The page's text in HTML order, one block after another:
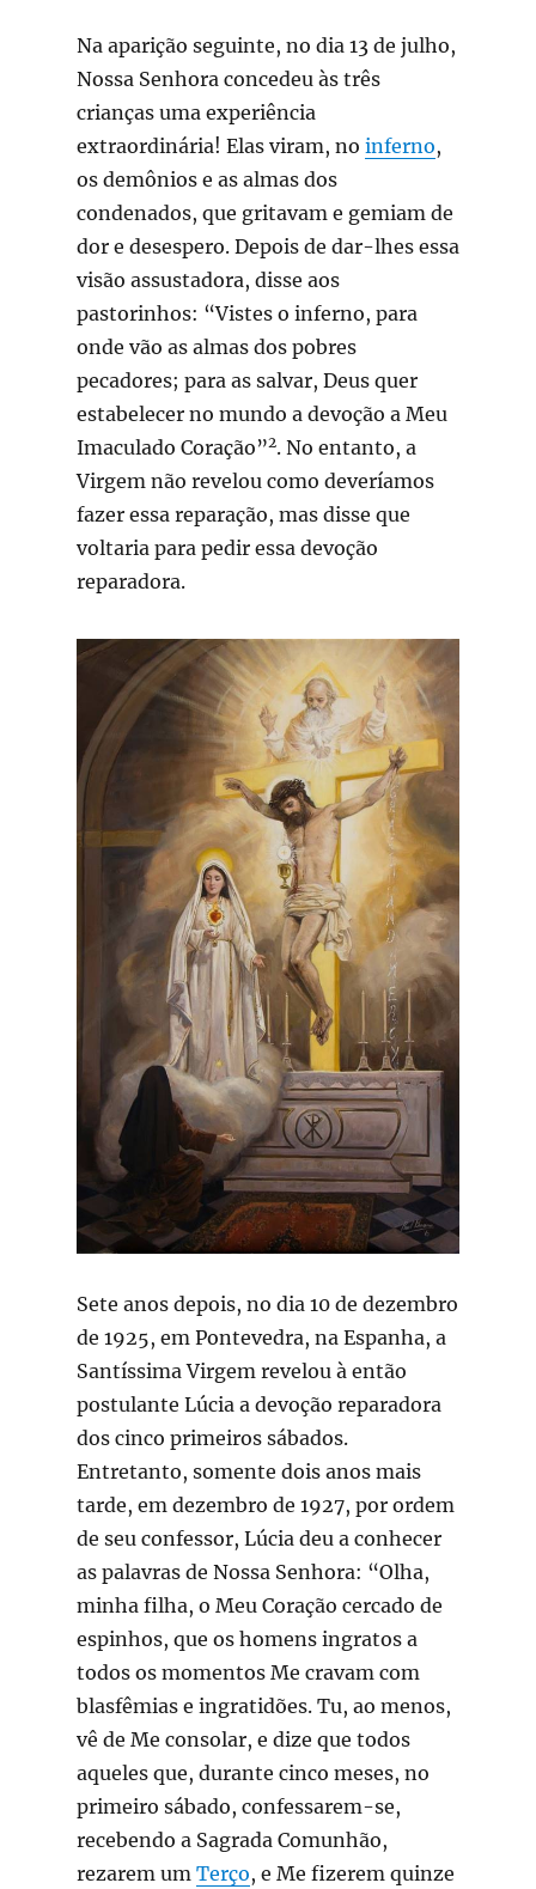
Na aparição seguinte, no dia 13 de julho,
Nossa Senhora concedeu às três
crianças uma experiência
extraordinária! Elas viram, no inferno,
os demônios e as almas dos
condenados, que gritavam e gemiam de
dor e desespero. Depois de dar-lhes essa
visão assustadora, disse aos
pastorinhos: “Vistes o inferno, para
onde vão as almas dos pobres
pecadores; para as salvar, Deus quer
estabelecer no mundo a devoção a Meu
Imaculado Coração”2. No entanto, a
Virgem não revelou como deveríamos
fazer essa reparação, mas disse que
voltaria para pedir essa devoção
reparadora.
Sete anos depois, no dia 10 de dezembro
de 1925, em Pontevedra, na Espanha, a
Santíssima Virgem revelou à então
postulante Lúcia a devoção reparadora
dos cinco primeiros sábados.
Entretanto, somente dois anos mais
tarde, em dezembro de 1927, por ordem
de seu confessor, Lúcia deu a conhecer
as palavras de Nossa Senhora: “Olha,
minha filha, o Meu Coração cercado de
espinhos, que os homens ingratos a
todos os momentos Me cravam com
blasfêmias e ingratidões. Tu, ao menos,
vê de Me consolar, e dize que todos
aqueles que, durante cinco meses, no
primeiro sábado, confessarem-se,
recebendo a Sagrada Comunhão,
rezarem um Terço, e Me fizerem quinze